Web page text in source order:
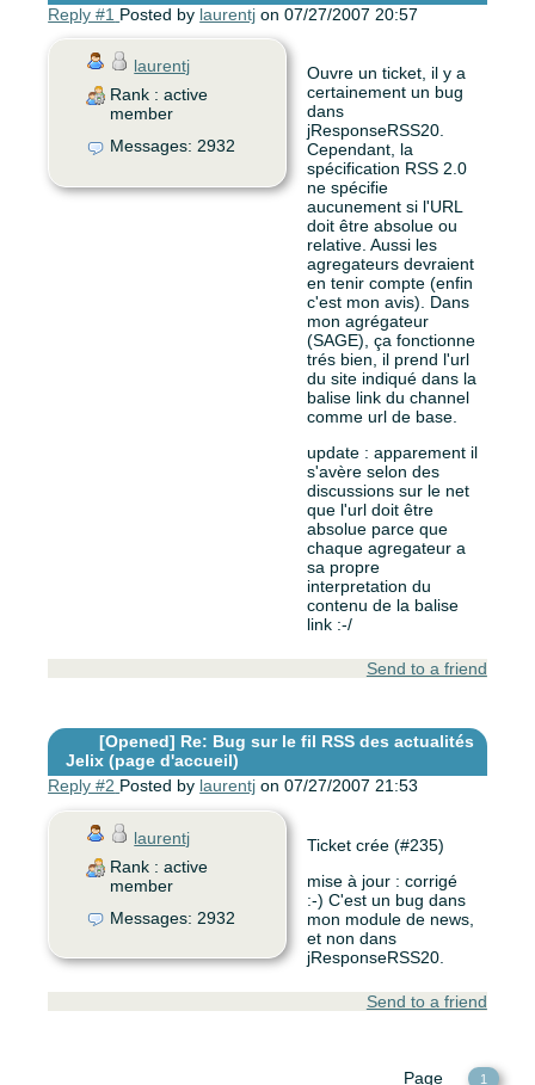
Reply #1 Posted by laurentj on 07/27/2007 20:57
laurentj
Rank : active
member
Messages: 2932
Ouvre un ticket, il y a
certainement un bug
dans
jResponseRSS20.
Cependant, la
spécification RSS 2.0
ne spécifie
aucunement si l'URL
doit être absolue ou
relative. Aussi les
agregateurs devraient
en tenir compte (enfin
c'est mon avis). Dans
mon agrégateur
(SAGE), ça fonctionne
trés bien, il prend l'url
du site indiqué dans la
balise link du channel
comme url de base.
update : apparement il
s'avère selon des
discussions sur le net
que l'url doit être
absolue parce que
chaque agregateur a
sa propre
interpretation du
contenu de la balise
link :-/
Send to a friend
[Opened] Re: Bug sur le fil RSS des actualités
Jelix (page d'accueil)
Reply #2 Posted by laurentj on 07/27/2007 21:53
laurentj
Rank : active
member
Messages: 2932
Ticket crée (#235)
mise à jour : corrigé
:-) C'est un bug dans
mon module de news,
et non dans
jResponseRSS20.
Send to a friend
Page 1